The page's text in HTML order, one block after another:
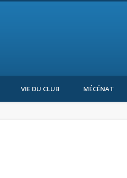
VIE DU CLUB MÉCÉNAT